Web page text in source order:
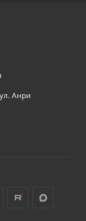
Анри